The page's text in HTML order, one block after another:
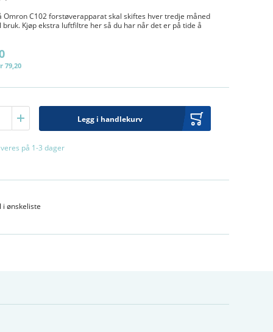
Omron C102 forstøverapparat skal skiftes hver tredje måned
bruk. Kjøp ekstra luftfiltre her så du har når det er på tide å
79,20
Legg i handlekurv
på 1-3 dager
i ønskeliste